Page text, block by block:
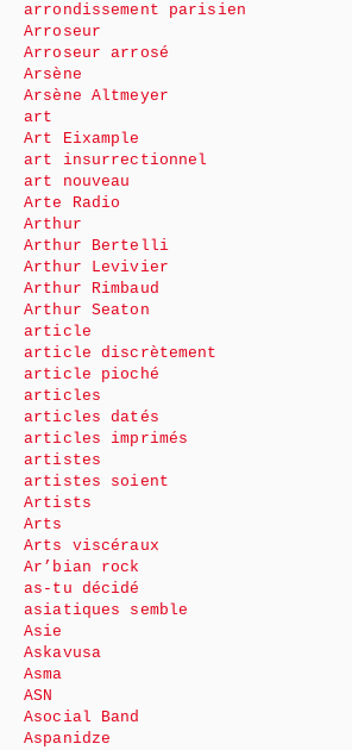
arrondissement parisien
Arroseur
Arroseur arrosé
Arsène
Arsène Altmeyer
art
Art Eixample
art insurrectionnel
art nouveau
Arte Radio
Arthur
Arthur Bertelli
Arthur Levivier
Arthur Rimbaud
Arthur Seaton
article
article discrètement
article pioché
articles
articles datés
articles imprimés
artistes
artistes soient
Artists
Arts
Arts viscéraux
Ar’bian rock
as-tu décidé
asiatiques semble
Asie
Askavusa
Asma
ASN
Asocial Band
Aspanidze